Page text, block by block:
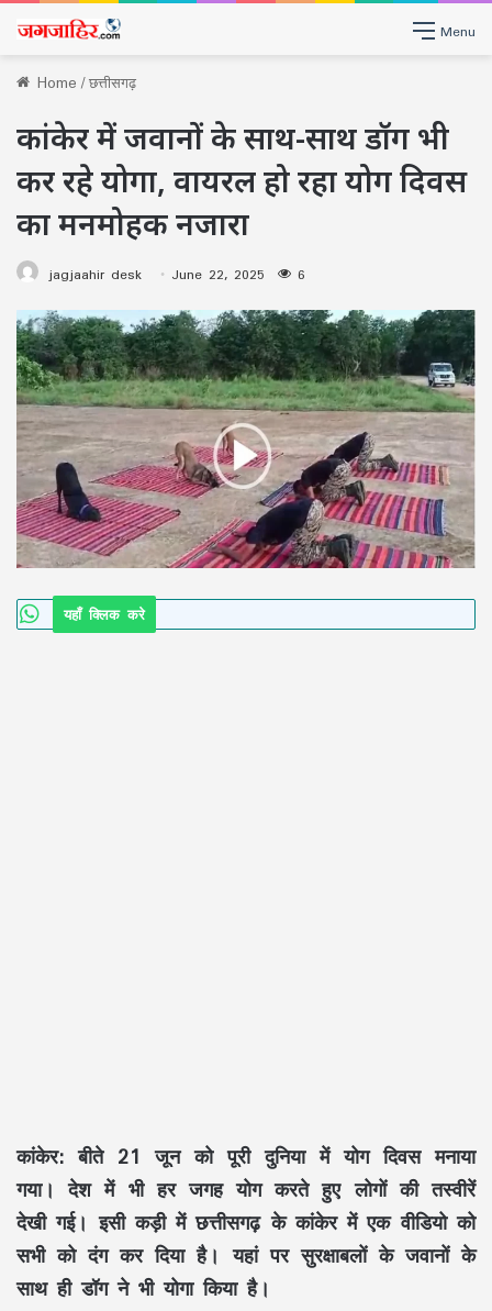
Menu
Home/छत्तीसगढ़
कांकेर में जवानों के साथ-साथ डॉग भी
कर रहे योगा, वायरल हो रहा योग दिवस
का मनमोहक नजारा
jagjaahir desk June 22, 2025 6
यहाँ क्लिक करे
कांकेर: बीते 21 जून को पूरी दुनिया में योग दिवस मनाया
गया। देश में भी हर जगह योग करते हुए लोगों की तस्वीरें
देखी गई। इसी कड़ी में छत्तीसगढ़ के कांकेर में एक वीडियो को
सभी को दंग कर दिया है। यहां पर सुरक्षा​बलों के जवानों के
साथ ही डॉग ने भी योगा किया है।